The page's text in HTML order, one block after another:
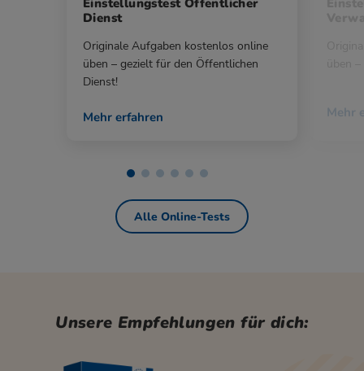
Dienst
Originale Aufgaben kostenlos online
üben – gezielt für den Öffentlichen
Dienst!
Mehr erfahren Mehr
Alle Online-Tests
Unsere Empfehlungen für dich: